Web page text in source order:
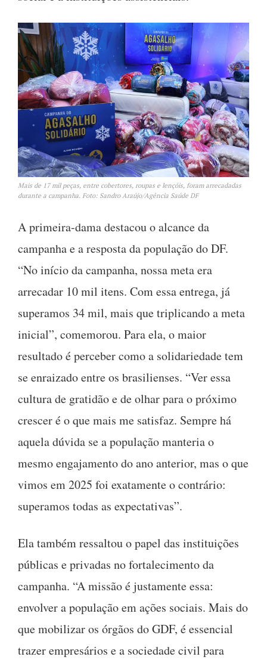
Mais de 17 mil peças, entre cobertores, roupas e lençóis, foram arrecadadas
durante a campanha. Foto: Sandro Araújo/Agência Saúde DF
A primeira-dama destacou o alcance da
campanha e a resposta da população do DF.
“No início da campanha, nossa meta era
arrecadar 10 mil itens. Com essa entrega, já
superamos 34 mil, mais que triplicando a meta
inicial”, comemorou. Para ela, o maior
resultado é perceber como a solidariedade tem
se enraizado entre os brasilienses. “Ver essa
cultura de gratidão e de olhar para o próximo
crescer é o que mais me satisfaz. Sempre há
aquela dúvida se a população manteria o
mesmo engajamento do ano anterior, mas o que
vimos em 2025 foi exatamente o contrário:
superamos todas as expectativas”.
Ela também ressaltou o papel das instituições
públicas e privadas no fortalecimento da
campanha. “A missão é justamente essa:
envolver a população em ações sociais. Mais do
que mobilizar os órgãos do GDF, é essencial
trazer empresários e a sociedade civil para